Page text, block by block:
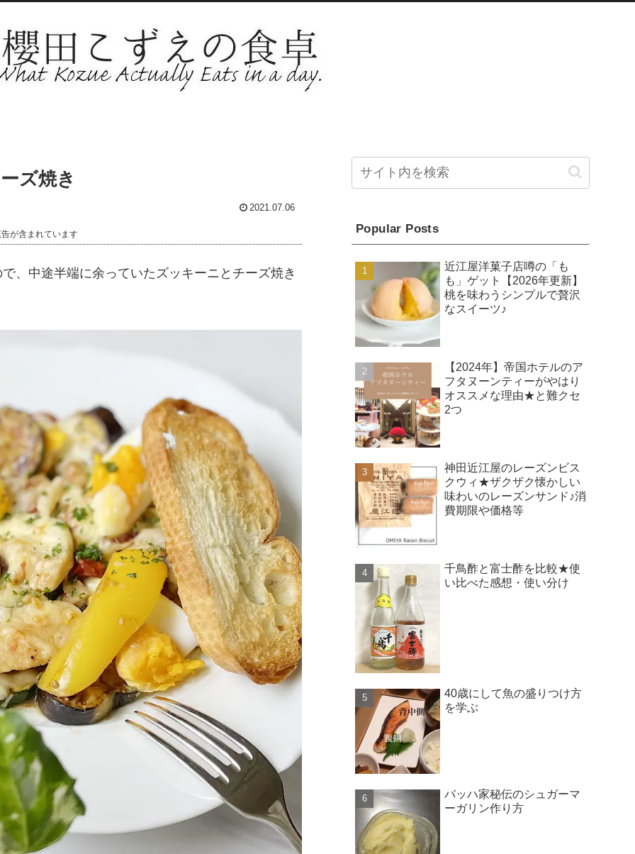
ズ焼き
2021.07.06
が含まれています
、中途半端に余っていたズッキーニとチーズ焼き
Popular Posts
近江屋洋菓子店噂の「も
も」ゲット【2026年更新】
桃を味わうシンプルで贅沢
なスイーツ♪
【2024年】帝国ホテルのア
フタヌーンティーがやはり
オススメな理由★と難クセ
2つ
神田近江屋のレーズンビス
クウィ★ザクザク懐かしい
味わいのレーズンサンド♪消
費期限や価格等
千鳥酢と富士酢を比較★使
い比べた感想・使い分け
40歳にして魚の盛りつけ方
を学ぶ
バッハ家秘伝のシュガーマ
ーガリン作り方